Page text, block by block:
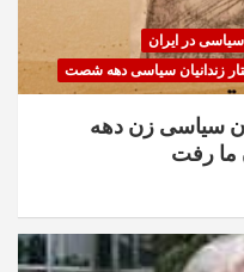
در ایران
زندانیان سیاسی دهه شصت
سیاسی زن دهه
ما رفت